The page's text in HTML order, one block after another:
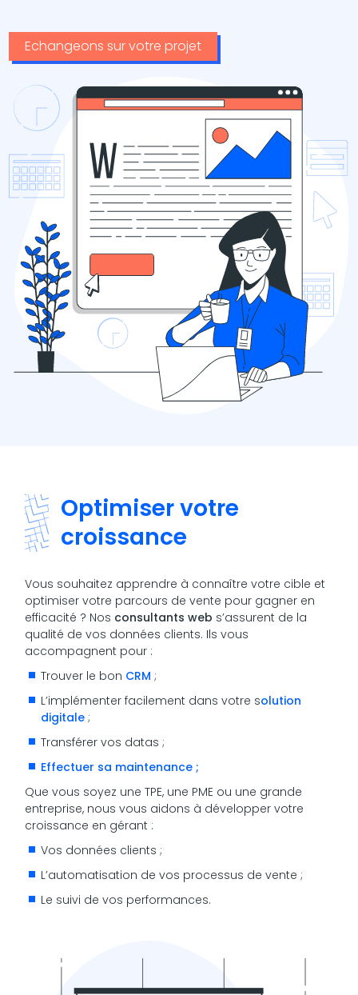
Echangeons sur votre projet
Optimiser votre
croissance
Vous souhaitez apprendre à connaître votre cible et
optimiser votre parcours de vente pour gagner en
efficacité ? Nos consultants web s’assurent de la
qualité de vos données clients. Ils vous
accompagnent pour :
Trouver le bon CRM ;
L’implémenter facilement dans votre solution
digitale ;
Transférer vos datas ;
Effectuer sa maintenance ;
Que vous soyez une TPE, une PME ou une grande
entreprise, nous vous aidons à développer votre
croissance en gérant :
Vos données clients ;
L’automatisation de vos processus de vente ;
Le suivi de vos performances.